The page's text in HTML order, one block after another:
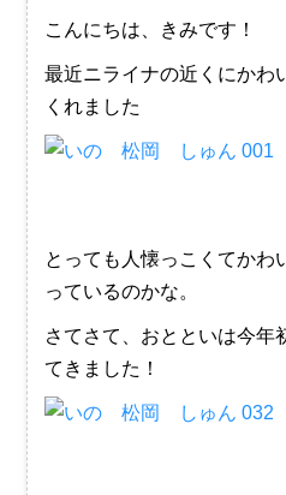
こんにちは、きみです！
最近ニライナの近くにかわ
くれました
とっても人懐っこくてかわ
っているのかな。
さてさて、おとといは今年
てきました！